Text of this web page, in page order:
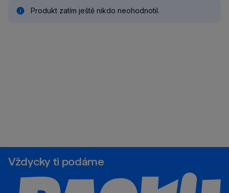
Produkt zatím ještě nikdo neohodnotil.
Vždycky ti podáme